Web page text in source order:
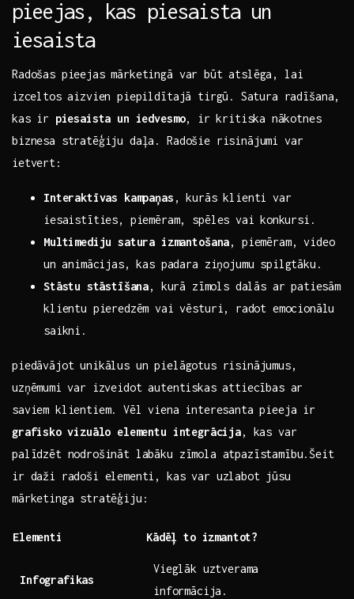
pieejas, kas piesaista ‍un
iesaista
Radošas pieejas mārketingā var būt atslēga, lai
⁢izceltos​ aizvien piepildītajā tirgū.⁤ Satura radīšana,
kas ir⁣ piesaista un iedvesmo,⁣ ir ​kritiska ⁢nākotnes
biznesa stratēģiju daļa.​ Radošie risinājumi var
ietvert:
Interaktīvas kampaņas , kurās klienti var‍
iesaistīties, piemēram, spēles⁣ vai⁣ konkursi.
Multimediju‌ satura izmantošana, piemēram, video​
un⁤ animācijas, kas padara ziņojumu spilgtāku.
Stāstu⁢ stāstīšana,‍ kurā ⁣zīmols dalās ar patiesām
klientu pieredzēm vai vēsturi, ⁢radot emocionālu
saikni.
piedāvājot ‌unikālus un pielāgotus risinājumus,
‌uzņēmumi⁣ var izveidot autentiskas‌ attiecības ar
saviem ​klientiem.⁤ Vēl viena interesanta‌ pieeja⁤ ir
grafisko⁣ vizuālo elementu integrācija, kas var
palīdzēt nodrošināt labāku zīmola atpazīstamību.Šeit
ir daži radoši‌ elementi, kas var uzlabot ​jūsu
mārketinga stratēģiju:
Elementi Kādēļ to izmantot?
Infografikas
Vieglāk uztverama
informācija.